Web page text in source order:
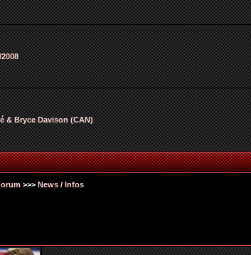
& Bryce Davison (CAN)
>>> News / Infos